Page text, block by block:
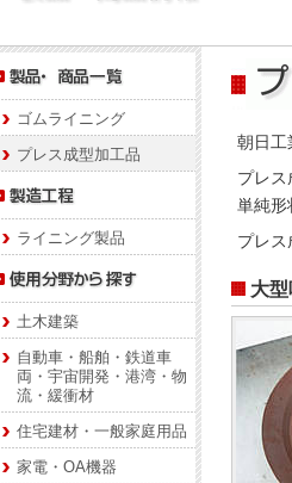
朝日工
プレ
単純形
プレ
大
ゴムライニング
プレス成型加工品
ライニング製品
土木建築
自動車・船舶・鉄道車
両・宇宙開発・港湾・物
流・緩衝材
住宅建材・一般家庭用品
家電・OA機器